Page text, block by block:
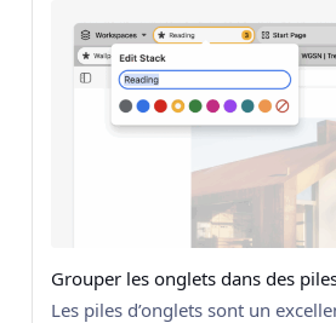
Grouper les onglets dans des
Les piles d’onglets sont un